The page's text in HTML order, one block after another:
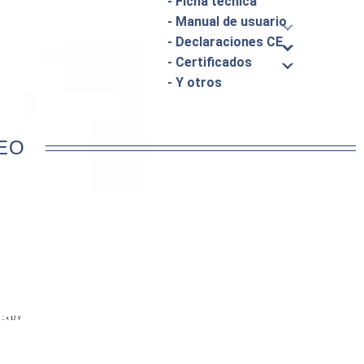
- Manual de usuario
- Declaraciones CE
- Certificados
- Y otros